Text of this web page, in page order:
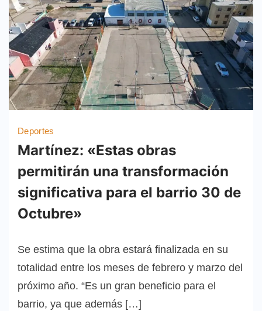
Deportes
Martínez: «Estas obras
permitirán una transformación
significativa para el barrio 30 de
Octubre»
Se estima que la obra estará finalizada en su
totalidad entre los meses de febrero y marzo del
próximo año. “Es un gran beneficio para el
barrio, ya que además […]